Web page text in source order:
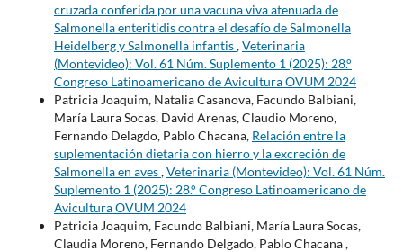
cruzada conferida por una vacuna viva atenuada de
Salmonella enteritidis contra el desafío de Salmonella
Heidelberg y Salmonella infantis,Veterinaria
(Montevideo): Vol. 61 Núm. Suplemento 1 (2025): 28.°
Congreso Latinoamericano de Avicultura OVUM 2024
Patricia Joaquim, Natalia Casanova, Facundo Balbiani,
María Laura Socas, David Arenas, Claudio Moreno,
Fernando Delagdo, Pablo Chacana, Relación entre la
suplementación dietaria con hierro y la excreción de
Salmonella en aves,Veterinaria (Montevideo): Vol. 61 Núm.
Suplemento 1 (2025): 28.° Congreso Latinoamericano de
Avicultura OVUM 2024
Patricia Joaquim, Facundo Balbiani, María Laura Socas,
Claudia Moreno, Fernando Delgado, Pablo Chacana ,